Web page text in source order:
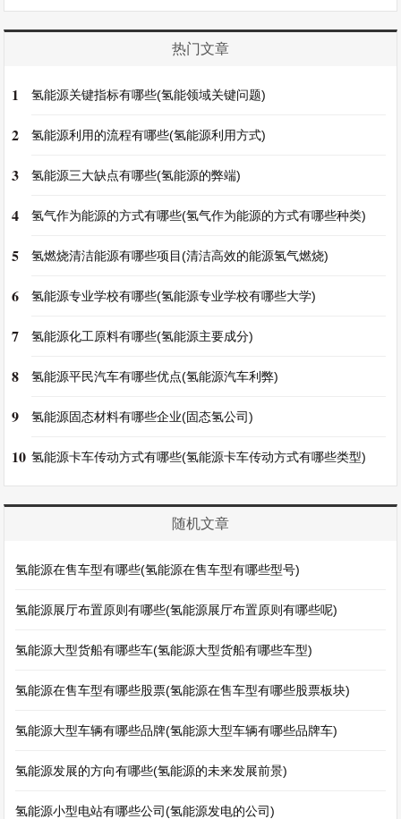
热门文章
1 氢能源关键指标有哪些(氢能领域关键问题)
2 氢能源利用的流程有哪些(氢能源利用方式)
3 氢能源三大缺点有哪些(氢能源的弊端)
4 氢气作为能源的方式有哪些(氢气作为能源的方式有哪些种类)
5 氢燃烧清洁能源有哪些项目(清洁高效的能源氢气燃烧)
6 氢能源专业学校有哪些(氢能源专业学校有哪些大学)
7 氢能源化工原料有哪些(氢能源主要成分)
8 氢能源平民汽车有哪些优点(氢能源汽车利弊)
9 氢能源固态材料有哪些企业(固态氢公司)
10 氢能源卡车传动方式有哪些(氢能源卡车传动方式有哪些类型)
随机文章
氢能源在售车型有哪些(氢能源在售车型有哪些型号)
氢能源展厅布置原则有哪些(氢能源展厅布置原则有哪些呢)
氢能源大型货船有哪些车(氢能源大型货船有哪些车型)
氢能源在售车型有哪些股票(氢能源在售车型有哪些股票板块)
氢能源大型车辆有哪些品牌(氢能源大型车辆有哪些品牌车)
氢能源发展的方向有哪些(氢能源的未来发展前景)
氢能源小型电站有哪些公司(氢能源发电的公司)